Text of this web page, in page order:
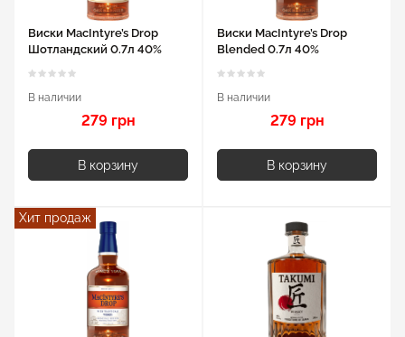
Виски MacIntyre’s Drop
Шотландский 0.7л 40%
В наличии
279 грн
В корзину
Виски MacIntyre’s Drop
Blended 0.7л 40%
В наличии
279 грн
В корзину
Хит продаж